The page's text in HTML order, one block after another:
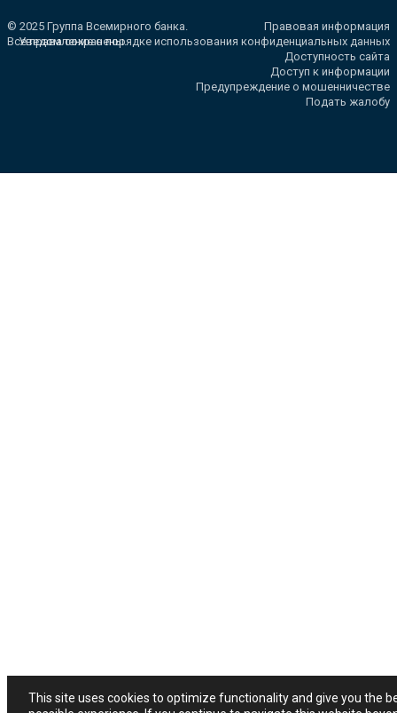
© 2025 Группа Всемирного банка.
Все права сохранены.
Правовая информация
Уведомление о порядке использования конфиденциальных данных
Доступность сайта
Доступ к информации
Предупреждение о мошенничестве
Подать жалобу
This site uses cookies to optimize functionality and give you the